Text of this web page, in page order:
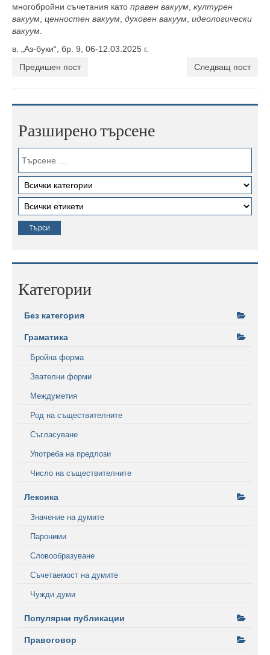
многобройни съчетания като правен вакуум културен
вакуум ценностен вакуум духовен вакуум идеологически
вакуум
в. „Аз-буки“, бр. 9, 06-12.03.2025 г.
Предишен пост
Следващ пост
Разширено търсене
Категории
Без категория
Граматика
Бройна форма
Звателни форми
Междуметия
Род на съществителните
Съгласуване
Употреба на предлози
Число на съществителните
Лексика
Значение на думите
Пароними
Словообразуване
Съчетаемост на думите
Чужди думи
Популярни публикации
Правоговор